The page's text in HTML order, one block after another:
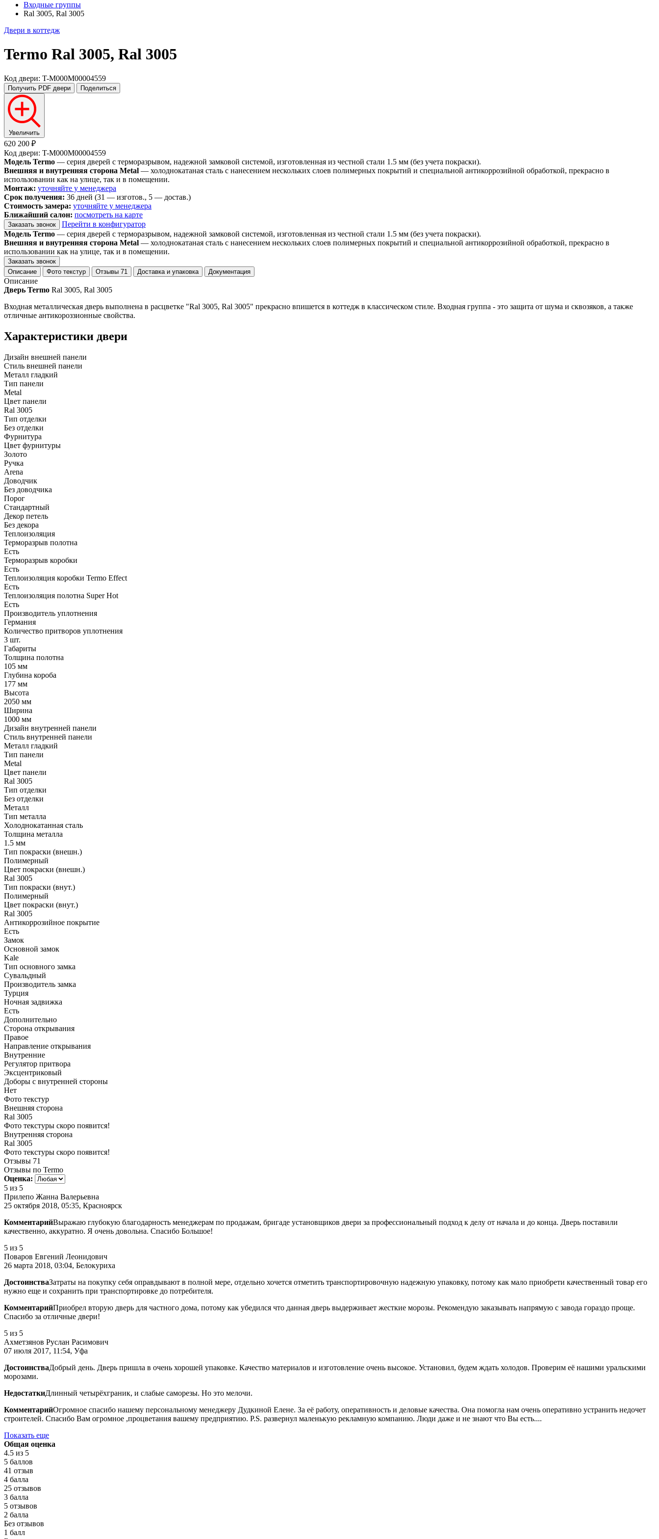
Входные группы
Ral 3005, Ral 3005
Двери в коттедж
Termo Ral 3005, Ral 3005
Код двери: T-M000M00004559
Получить PDF двери Поделиться
Увеличить
620 200 ₽
Код двери: T-M000M00004559
Модель Termo — серия дверей с терморазрывом, надежной замковой системой, изготовленная из честной стали 1.5 мм (без учета покраски).
Внешняя и внутренняя сторона Metal — холоднокатаная сталь с нанесением нескольких слоев полимерных покрытий и специальной антикоррозийной обработкой, прекрасно в
использовании как на улице, так и в помещении.
Монтаж: уточняйте у менеджера
Срок получения: 36 дней (31 — изготов., 5 — достав.)
Стоимость замера: уточняйте у менеджера
Ближайший салон: посмотреть на карте
Заказать звонок
Перейти в конфигуратор
Модель Termo — серия дверей с терморазрывом, надежной замковой системой, изготовленная из честной стали 1.5 мм (без учета покраски).
Внешняя и внутренняя сторона Metal — холоднокатаная сталь с нанесением нескольких слоев полимерных покрытий и специальной антикоррозийной обработкой, прекрасно в
использовании как на улице, так и в помещении.
Заказать звонок
Описание
Фото текстур Отзывы 71 Доставка и упаковка Документация
Описание
Дверь Termo Ral 3005, Ral 3005
Входная металлическая дверь выполнена в расцветке "Ral 3005, Ral 3005" прекрасно впишется в коттедж в классическом стиле. Входная группа - это защита от шума и сквозяков, а также
отличные антикороззионные свойства.
Характеристики двери
Дизайн внешней панели
Стиль внешней панели
Металл гладкий
Тип панели
Metal
Цвет панели
Ral 3005
Тип отделки
Без отделки
Фурнитура
Цвет фурнитуры
Золото
Ручка
Arena
Доводчик
Без доводчика
Порог
Стандартный
Декор петель
Без декора
Теплоизоляция
Терморазрыв полотна
Есть
Терморазрыв коробки
Есть
Теплоизоляция коробки Termo Effect
Есть
Теплоизоляция полотна Super Нot
Есть
Производитель уплотнения
Германия
Количество притворов уплотнения
3 шт.
Габариты
Толщина полотна
105 мм
Глубина короба
177 мм
Высота
2050 мм
Ширина
1000 мм
Дизайн внутренней панели
Стиль внутренней панели
Металл гладкий
Тип панели
Metal
Цвет панели
Ral 3005
Тип отделки
Без отделки
Металл
Тип металла
Холоднокатанная сталь
Толщина металла
1.5 мм
Тип покраски (внешн.)
Полимерный
Цвет покраски (внешн.)
Ral 3005
Тип покраски (внут.)
Полимерный
Цвет покраски (внут.)
Ral 3005
Антикоррозийное покрытие
Есть
Замок
Основной замок
Kale
Тип основного замка
Сувальдный
Производитель замка
Турция
Ночная задвижка
Есть
Дополнительно
Сторона открывания
Правое
Направление открывания
Внутренние
Регулятор притвора
Эксцентриковый
Доборы с внутренней стороны
Нет
Фото текстур
Внешняя сторона
Ral 3005
Фото текстуры скоро появится!
Внутренняя сторона
Ral 3005
Фото текстуры скоро появится!
Отзывы 71
Отзывы по Termo
Оценка:
5 из 5
Прилепо Жанна Валерьевна
25 октября 2018, 05:35, Красноярск
КомментарийВыражаю глубокую благодарность менеджерам по продажам, бригаде установщиков двери за профессиональный подход к делу от начала и до конца. Дверь поставили
качественно, аккуратно. Я очень довольна. Спасибо Большое!
5 из 5
Поваров Евгений Леонидович
26 марта 2018, 03:04, Белокуриха
ДостоинстваЗатраты на покупку себя оправдывают в полной мере, отдельно хочется отметить транспортировочную надежную упаковку, потому как мало приобрети качественный товар его
нужно еще и сохранить при транспортировке до потребителя.
КомментарийПриобрел вторую дверь для частного дома, потому как убедился что данная дверь выдерживает жесткие морозы. Рекомендую заказывать напрямую с завода гораздо проще.
Спасибо за отличные двери!
5 из 5
Ахметзянов Руслан Расимович
07 июля 2017, 11:54, Уфа
ДостоинстваДобрый день. Дверь пришла в очень хорошей упаковке. Качество материалов и изготовление очень высокое. Установил, будем ждать холодов. Проверим её нашими уральскими
морозами.
НедостаткиДлинный четырёхграник, и слабые саморезы. Но это мелочи.
КомментарийОгромное спасибо нашему персональному менеджеру Дудкиной Елене. За её работу, оперативность и деловые качества. Она помогла нам очень оперативно устранить недочет
строителей. Спасибо Вам огромное ,процветания вашему предприятию. P.S. развернул маленькую рекламную компанию. Люди даже и не знают что Вы есть....
Показать еще
Общая оценка
4.5 из 5
5 баллов
41 отзыв
4 балла
25 отзывов
3 балла
5 отзывов
2 балла
Без отзывов
1 балл